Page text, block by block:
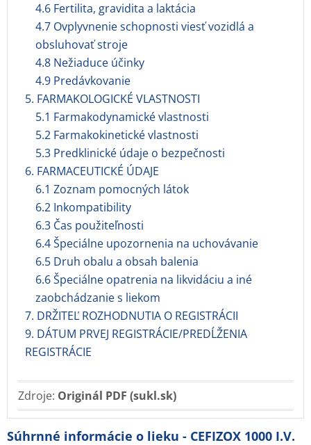
4.6 Fertilita, gravidita a laktácia
4.7 Ovplyvnenie schopnosti viesť vozidlá a
obsluhovať stroje
4.8 Nežiaduce účinky
4.9 Predávkovanie
5. FARMAKOLOGICKÉ VLASTNOSTI
5.1 Farmakodynamické vlastnosti
5.2 Farmakokinetické vlastnosti
5.3 Predklinické údaje o bezpečnosti
6. FARMACEUTICKÉ ÚDAJE
6.1 Zoznam pomocných látok
6.2 Inkompatibility
6.3 Čas použiteľnosti
6.4 Špeciálne upozornenia na uchovávanie
6.5 Druh obalu a obsah balenia
6.6 Špeciálne opatrenia na likvidáciu a iné
zaobchádzanie s liekom
7. DRŽITEĽ ROZHODNUTIA O REGISTRÁCII
9. DÁTUM PRVEJ REGISTRÁCIE/PREDĹŽENIA
REGISTRÁCIE
Zdroje: Originál PDF (sukl.sk)
Súhrnné informácie o lieku - CEFIZOX 1000 I.V.